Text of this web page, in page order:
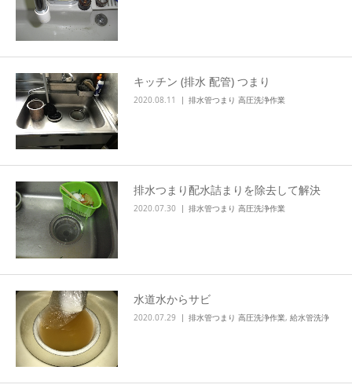
キッチン (排水 配管) つまり
2020.08.11 排水管つまり 高圧洗浄作業
排水つまり配水詰まりを除去して解決
2020.07.30 排水管つまり 高圧洗浄作業
水道水からサビ
2020.07.29 排水管つまり 高圧洗浄作業, 給水管洗浄